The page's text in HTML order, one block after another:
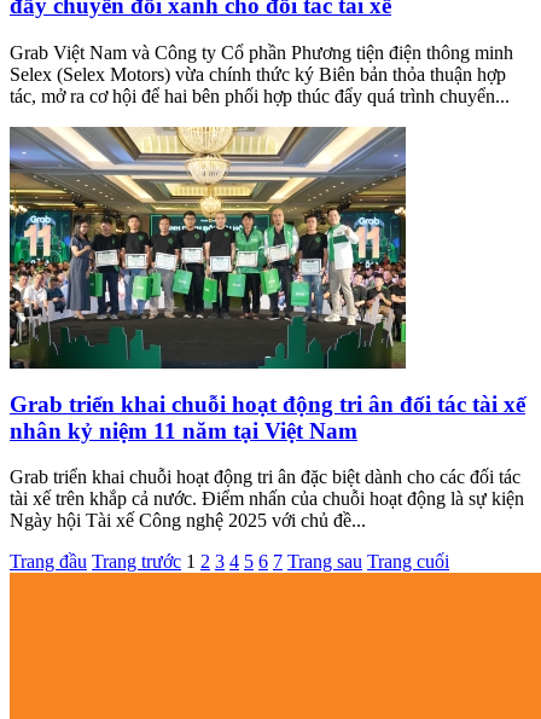
đẩy chuyển đổi xanh cho đối tác tài xế
Grab Việt Nam và Công ty Cổ phần Phương tiện điện thông minh
Selex (Selex Motors) vừa chính thức ký Biên bản thỏa thuận hợp
tác, mở ra cơ hội để hai bên phối hợp thúc đẩy quá trình chuyển...
Grab triển khai chuỗi hoạt động tri ân đối tác tài xế
nhân kỷ niệm 11 năm tại Việt Nam
Grab triển khai chuỗi hoạt động tri ân đặc biệt dành cho các đối tác
tài xế trên khắp cả nước. Điểm nhấn của chuỗi hoạt động là sự kiện
Ngày hội Tài xế Công nghệ 2025 với chủ đề...
Trang đầu Trang trước 1 2 3 4 5 6 7 Trang sau Trang cuối